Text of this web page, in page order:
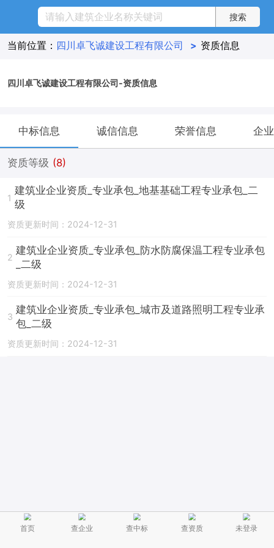
当前位置： 四川卓飞诚建设工程有限公司 > 资质信息
四川卓飞诚建设工程有限公司-资质信息
中标信息 诚信信息 荣誉信息 企
资质等级 (8)
1
建筑业企业资质_专业承包_地基基础工程专业承包_二
级
资质更新时间：2024-12-31
2
建筑业企业资质_专业承包_防水防腐保温工程专业承包
_二级
资质更新时间：2024-12-31
3
建筑业企业资质_专业承包_城市及道路照明工程专业承
包_二级
资质更新时间：2024-12-31
首页 查企业 查中标 查资质 未登录